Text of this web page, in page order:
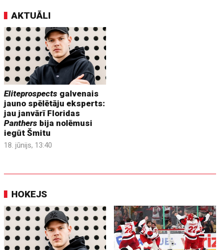
AKTUĀLI
Eliteprospects galvenais
jauno spēlētāju eksperts:
jau janvārī Floridas
Panthers bija nolēmusi
iegūt Šmitu
18. jūnijs, 13:40
HOKEJS